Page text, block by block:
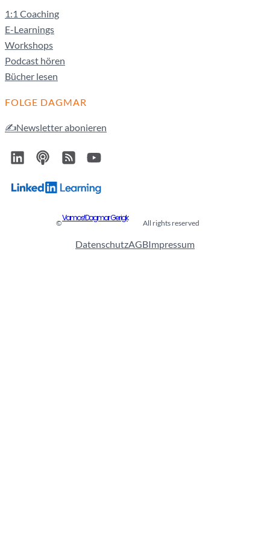
1:1 Coaching
E-Learnings
Workshops
Podcast hören
Bücher lesen
FOLGE DAGMAR
✍️Newsletter abonieren
©
Vamos! Dagmar Gerigk
All rights reserved
DatenschutzAGBImpressum